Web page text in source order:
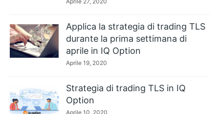
Applica la strategia di trading TLS
durante la prima settimana di
aprile in IQ Option
Aprile 19, 2020
Strategia di trading TLS in IQ
Option
Aprile 10, 2020